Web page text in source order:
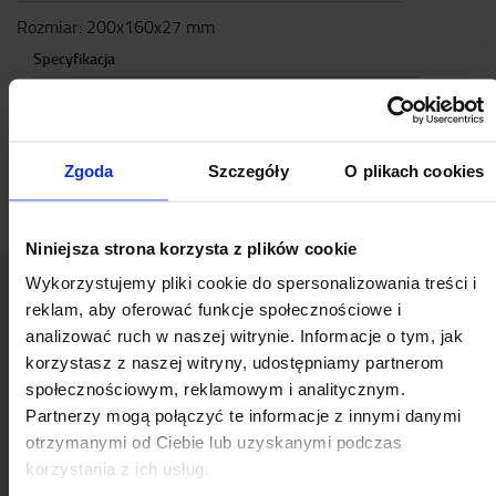
Zgoda Szczegóły O plikach cookies
Niniejsza strona korzysta z plików cookie
Wykorzystujemy pliki cookie do spersonalizowania treści i
reklam, aby oferować funkcje społecznościowe i
analizować ruch w naszej witrynie. Informacje o tym, jak
korzystasz z naszej witryny, udostępniamy partnerom
społecznościowym, reklamowym i analitycznym.
Partnerzy mogą połączyć te informacje z innymi danymi
otrzymanymi od Ciebie lub uzyskanymi podczas
korzystania z ich usług.
Rozmiar: 200x160x27 mm
Specyfikacja
Kolor:Czarny
Popularny akcesoria
ZOBACZ NASZĄ OFERTĘ AKCESORIÓW